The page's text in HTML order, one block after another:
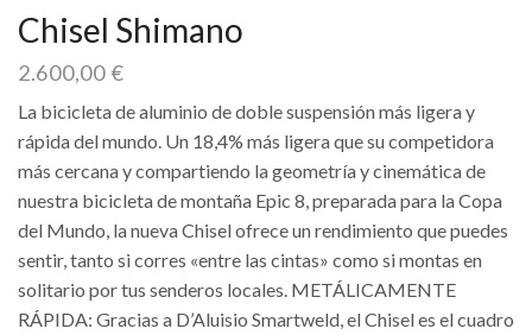
Chisel Shimano
2.600,00€
La bicicleta de aluminio de doble suspensión más ligera y
rápida del mundo. Un 18,4% más ligera que su competidora
más cercana y compartiendo la geometría y cinemática de
nuestra bicicleta de montaña Epic 8, preparada para la Copa
del Mundo, la nueva Chisel ofrece un rendimiento que puedes
sentir, tanto si corres «entre las cintas» como si montas en
solitario por tus senderos locales. METÁLICAMENTE
RÁPIDA: Gracias a D’Aluisio Smartweld, el Chisel es el cuadro